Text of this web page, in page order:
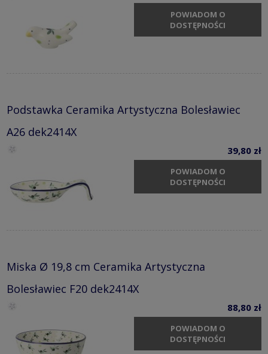
POWIADOM O
DOSTĘPNOŚCI
Podstawka Ceramika Artystyczna Bolesławiec
A26 dek2414X
39,80 zł
POWIADOM O
DOSTĘPNOŚCI
Miska Ø 19,8 cm Ceramika Artystyczna
Bolesławiec F20 dek2414X
88,80 zł
POWIADOM O
DOSTĘPNOŚCI